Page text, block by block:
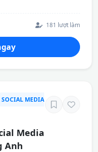
181 lượt làm
SOCIAL MEDIA
Media
Anh